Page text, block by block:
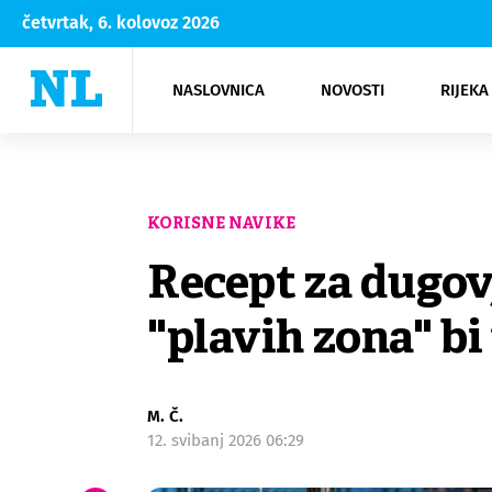
četvrtak, 6. kolovoz 2026
NASLOVNICA NOVOSTI
Rijeka Opatija
NK
Moda
Kultura
KORISNE NAVIKE
Recept za
"plavih zona"
M. Č.
12. svibanj 2026 06:29